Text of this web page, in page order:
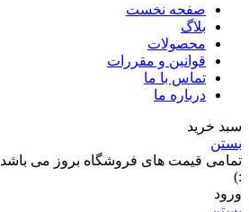
صفحه نخست
بلاگ
محصولات
قوانین و مقررات
تماس با ما
درباره ما
سبد خرید
بستن
تمامی قیمت های فروشگاه بروز می باشد
:)
ورود